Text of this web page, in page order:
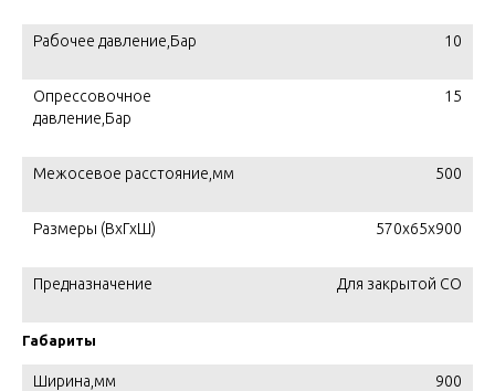
Рабочее давление,Бар 10
Опрессовочное
давление,Бар
15
Межосевое расстояние,мм 500
Размеры (ВхГхШ) 570х65х900
Предназначение Для закрытой СО
Габариты
Ширина,мм 900